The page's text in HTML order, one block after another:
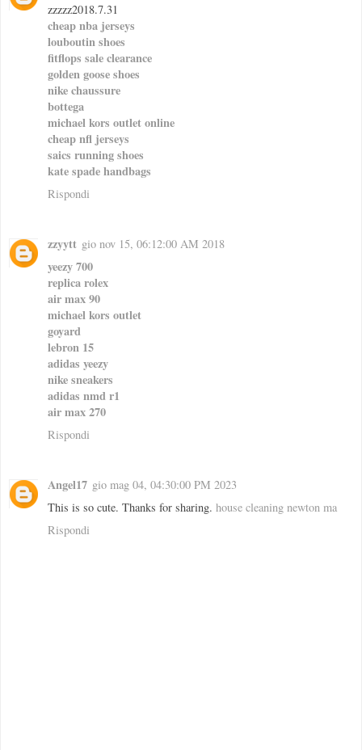
zzzzz2018.7.31
cheap nba jerseys
louboutin shoes
fitflops sale clearance
golden goose shoes
nike chaussure
bottega
michael kors outlet online
cheap nfl jerseys
saics running shoes
kate spade handbags
Rispondi
zzyytt gio nov 15, 06:12:00 AM 2018
yeezy 700
replica rolex
air max 90
michael kors outlet
goyard
lebron 15
adidas yeezy
nike sneakers
adidas nmd r1
air max 270
Rispondi
Angel17 gio mag 04, 04:30:00 PM 2023
This is so cute. Thanks for sharing. house cleaning newton ma
Rispondi